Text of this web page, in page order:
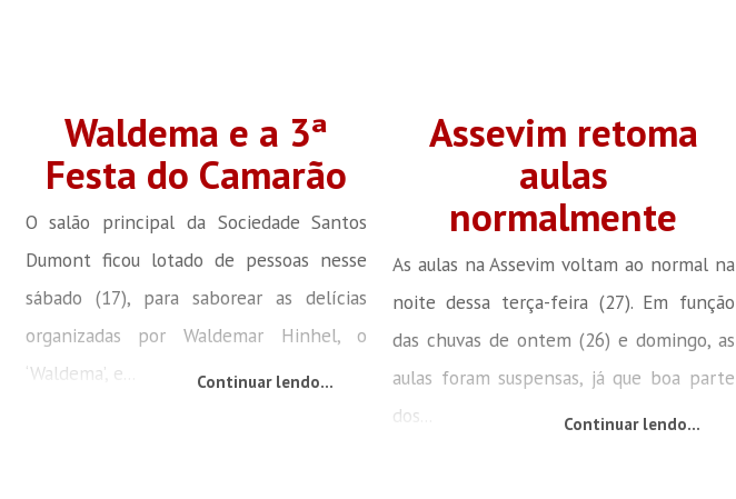
Waldema e a 3ª
Festa do Camarão
O salão principal da Sociedade Santos
Dumont ficou lotado de pessoas nesse
sábado (17), para saborear as delícias
organizadas por Waldemar Hinhel, o
‘Waldema’, e...
Continuar lendo...
Assevim retoma
aulas
normalmente
As aulas na Assevim voltam ao normal na
noite dessa terça-feira (27). Em função
das chuvas de ontem (26) e domingo, as
aulas foram suspensas, já que boa parte
dos...
Continuar lendo...